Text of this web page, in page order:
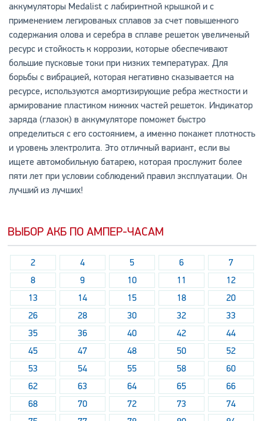
аккумуляторы Medalist с лабиринтной крышкой и с
применением легированых сплавов за счет повышенного
содержания олова и серебра в сплаве решеток увеличеный
ресурс и стойкость к коррозии, которые обеспечивают
большие пусковые токи при низких температурах. Для
борьбы с вибрацией, которая негативно сказывается на
ресурсе, используются амортизирующие ребражесткости и
армирование пластиком нижних частей решеток. Индикатор
заряда (глазок) в аккумуляторе поможет быстро
определиться с его состоянием, а именно покажет плотность
и уровень электролита. Это отличный вариант, если вы
ищете автомобильную батарею, которая прослужит более
пяти лет при условии соблюдений правил эксплуатации. Он
лучший из лучших!
ВЫБОР АКБ ПО АМПЕР-ЧАСАМ
2 4 5 6
7
8
9 10 11
12
13
14 15 18
20
26
28 30 32
33
35
36 40 42
44
45
47 48 50
52
53
54 55 58
60
62
63 64 65
66
68
70 72 73
74